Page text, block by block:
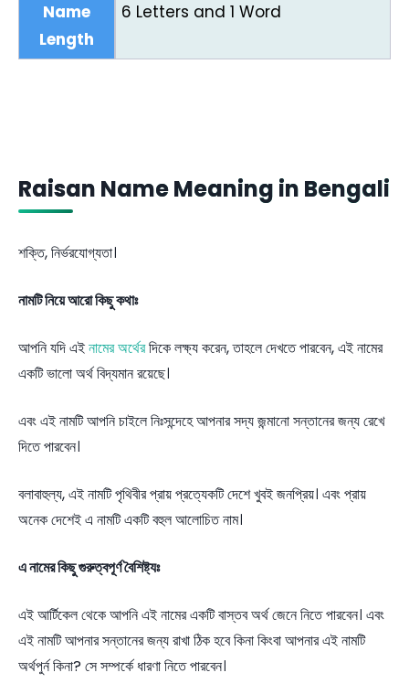
Name
Length
6 Letters and 1 Word
Raisan Name Meaning in Bengali
শক্তি, নির্ভরযোগ্যতা।
নামটি নিয়ে আরো কিছু কথাঃ
আপনি যদি এইনামের অর্থেরদিকে লক্ষ্য করেন, তাহলে দেখতে পারবেন, এই নামের
একটি ভালো অর্থ বিদ্যমান রয়েছে।
এবং এই নামটি আপনি চাইলে নিঃসন্দেহে আপনার সদ্য জন্মানো সন্তানের জন্য রেখে
দিতে পারবেন।
বলাবাহুল্য, এই নামটি পৃথিবীর প্রায় প্রত্যেকটি দেশে খুবই জনপ্রিয়। এবং প্রায়
অনেক দেশেই এ নামটি একটি বহুল আলোচিত নাম।
এ নামের কিছু গুরুত্বপূর্ণ বৈশিষ্ট্যঃ
এই আর্টিকেল থেকে আপনি এই নামের একটি বাস্তব অর্থ জেনে নিতে পারবেন। এবং
এই নামটি আপনার সন্তানের জন্য রাখা ঠিক হবে কিনা কিংবা আপনার এই নামটি
অর্থপুর্ন কিনা? সে সম্পর্কে ধারণা নিতে পারবেন।